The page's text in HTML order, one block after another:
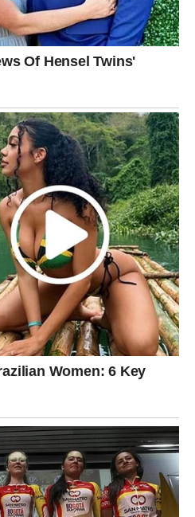
moć i
ostvarit će nešto o čemu
putovanja, novih
potpuno promijeniti životni
onda kada je
veoma lijepi i emotivni